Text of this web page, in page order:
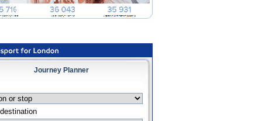
Journey Planner